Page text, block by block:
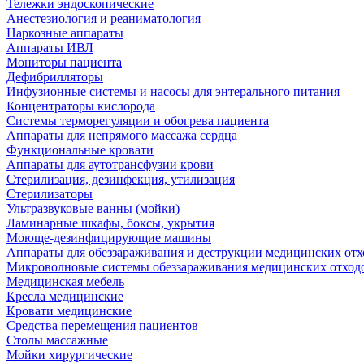
Тележки эндоскопические
Анестезиология и реаниматология
Наркозные аппараты
Аппараты ИВЛ
Мониторы пациента
Дефибрилляторы
Инфузионные системы и насосы для энтерального питания
Концентраторы кислорода
Системы терморегуляции и обогрева пациента
Аппараты для непрямого массажа сердца
Функциональные кровати
Аппараты для аутотрансфузии крови
Стерилизация, дезинфекция, утилизация
Стерилизаторы
Ультразвуковые ванны (мойки)
Ламинарные шкафы, боксы, укрытия
Моюще-дезинфицирующие машины
Аппараты для обеззараживания и деструкции медицинских
Микроволновые системы обеззараживания медицинских
Медицинская мебель
Кресла медицинские
Кровати медицинские
Средства перемещения пациентов
Столы массажные
Мойки хирургические